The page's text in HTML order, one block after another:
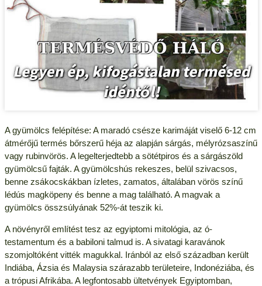
A gyümölcs felépítése: A maradó csésze karimáját viselő 6-12 cm
átmérőjű termés bőrszerű héja az alapján sárgás, mélyrózsaszínű
vagy rubinvörös. A legelterjedtebb a sötétpiros és a sárgászöld
gyümölcsű fajták. A gyümölcshús rekeszes, belül szivacsos,
benne zsákocskákban ízletes, zamatos, általában vörös színű
lédús magköpeny és benne a mag található. A magvak a
gyümölcs összsúlyának 52%-át teszik ki.
A növényről említést tesz az egyiptomi mitológia, az ó-
testamentum és a babiloni talmud is. A sivatagi karavánok
szomjoltóként vitték magukkal. Iránból az első században került
Indiába, Ázsia és Malaysia szárazabb területeire, Indonéziába, és
a trópusi Afrikába. A legfontosabb ültetvények Egyiptomban,